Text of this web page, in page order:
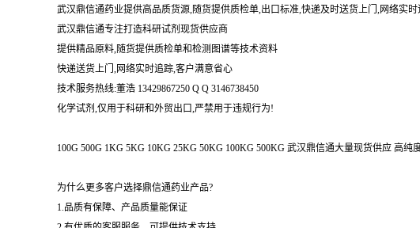
武汉鼎信通药业提供高品质货源,随货提供质检单,出口标准,快递及时送货上门,网络实
武汉鼎信通专注打造科研试剂现货供应商
提供精品原料,随货提供质检单和检测图谱等技术资料
快递送货上门,网络实时追踪,客户满意省心
技术服务热线:董浩 13429867250 Q Q 3146738450
化学试剂,仅用于科研和外贸出口,严禁用于违规行为!
100G 500G 1KG 5KG 10KG 25KG 50KG 100KG 500KG 武汉鼎信通大量现货供应 高
为什么更多客户选择鼎信通药业产品?
1.品质有保障、产品质量能保证